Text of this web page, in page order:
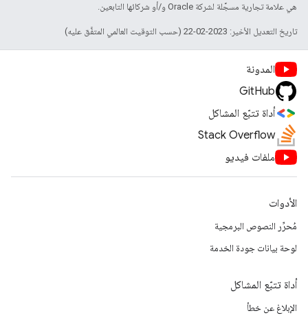
هي علامة تجارية مسجَّلة لشركة Oracle و/أو شركائها التابعين.
تاريخ التعديل الأخير: 2023-02-22 (حسب التوقيت العالمي المتفَّق عليه)
المدونة
GitHub
أداة تتبّع المشاكل
Stack Overflow
ملفات فيديو
الأدوات
مُحرِّر النصوص البرمجية
لوحة بيانات جودة الخدمة
أداة تتبّع المشاكل
الإبلاغ عن خطأ